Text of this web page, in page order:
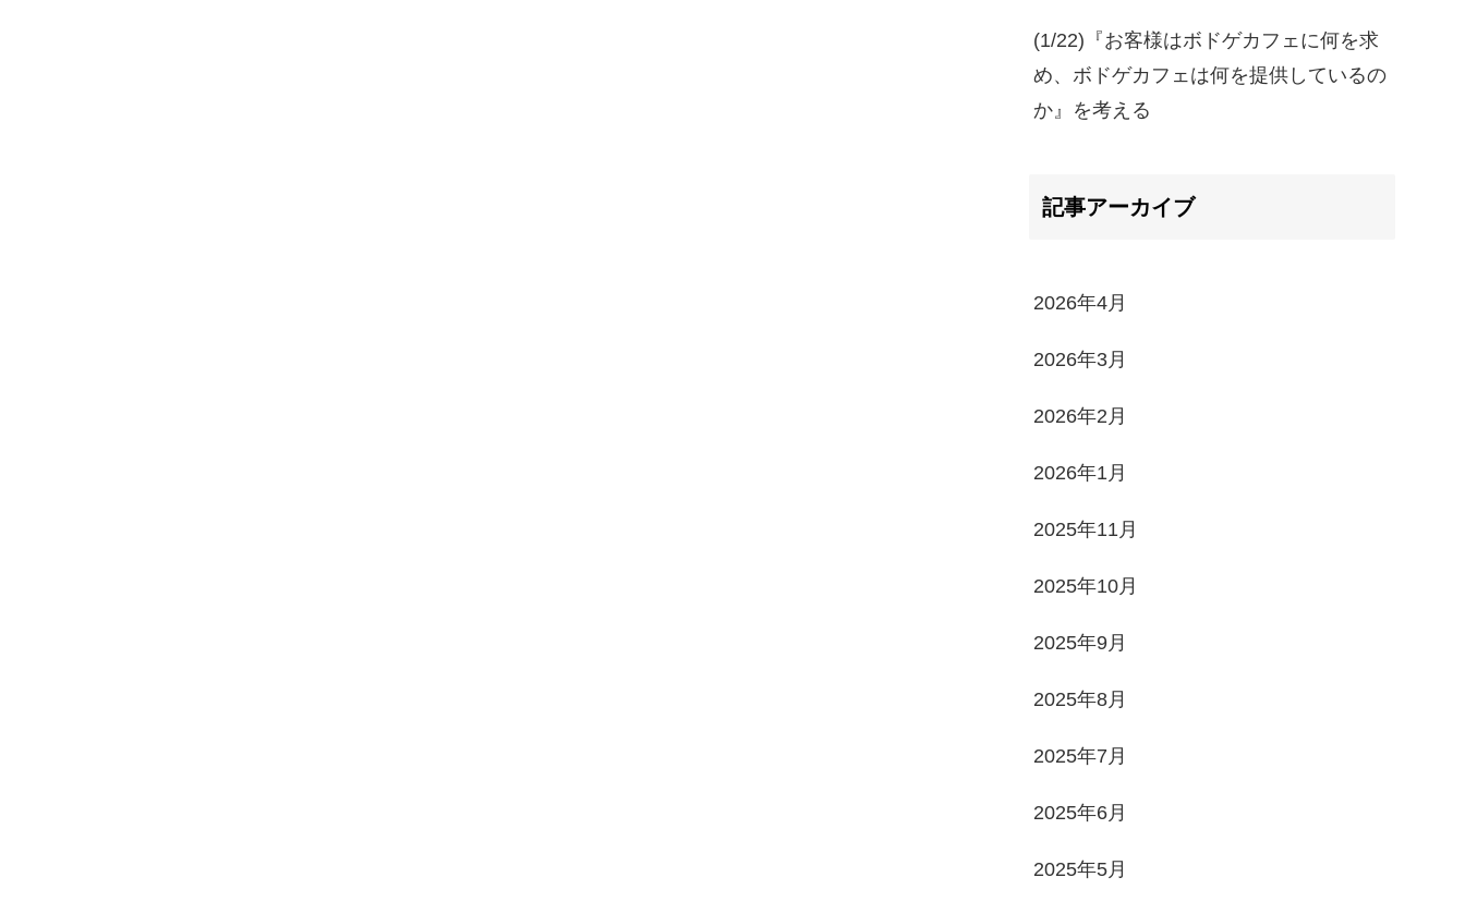
(1/22)『お客様はボドゲカフェに何を求
め、ボドゲカフェは何を提供しているの
か』を考える
記事アーカイブ
2026年4月
2026年3月
2026年2月
2026年1月
2025年11月
2025年10月
2025年9月
2025年8月
2025年7月
2025年6月
2025年5月